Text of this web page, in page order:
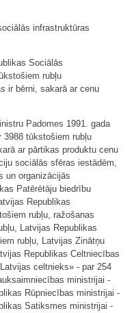
infrastruktūras
Sociālās
rubļu
ir bērni, sakarā ar cenu
Padomes 1991. gada
3988 tūkstošiem rubļu
ar pārtikas produktu cenu
sociālās sfēras iestādēm,
un organizācijās
Patērētāju biedrību
Republikas
rubļu, ražošanas
Latvijas Republikas
rubļu, Latvijas Zinātņu
Republikas Celtniecības
celtnieks» - par 254
ministrijai -
Rūpniecības ministrijai -
Satiksmes ministrijai -